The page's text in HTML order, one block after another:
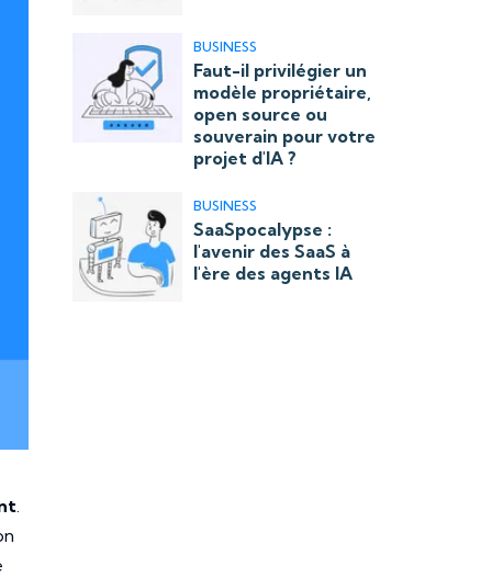
.
BUSINESS
Faut-il privilégier un
modèle propriétaire,
open source ou
souverain pour votre
projet d'IA ?
BUSINESS
SaaSpocalypse :
l'avenir des SaaS à
l'ère des agents IA